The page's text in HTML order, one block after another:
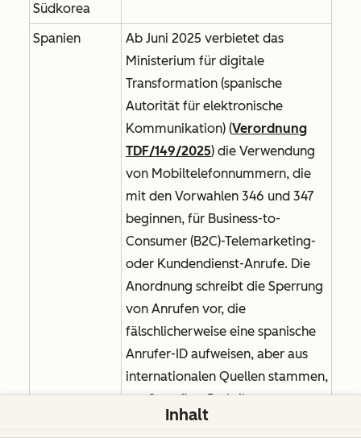
Südkorea
Spanien
Ab Juni 2025 verbietet das
Ministerium für digitale
Transformation (spanische
Autorität für elektronische
Kommunikation) (Verordnung
TDF/149/2025) die Verwendung
von Mobiltelefonnummern, die
mit den Vorwahlen 346 und 347
beginnen, für Business-to-
Consumer (B2C)-Telemarketing-
oder Kundendienst-Anrufe. Die
Anordnung schreibt die Sperrung
von Anrufen vor, die
fälschlicherweise eine spanische
Anrufer-ID aufweisen, aber aus
internationalen Quellen stammen,
um Spoofing-Praktiken zu
bekämpfen. Diese Maßnahmen
Inhalt